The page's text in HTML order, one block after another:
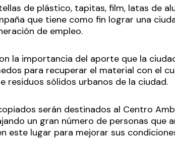
de plástico, tapitas, film, latas de
que tiene como fin lograr una
de empleo.
la importancia del aporte que la
para recuperar el material con el
residuos sólidos urbanos de la ciudad.
serán destinados al Centro
un gran número de personas que
este lugar para mejorar sus